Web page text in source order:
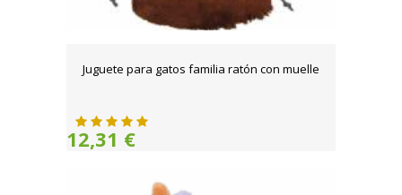
Juguete para gatos familia ratón con muelle
12,31 €